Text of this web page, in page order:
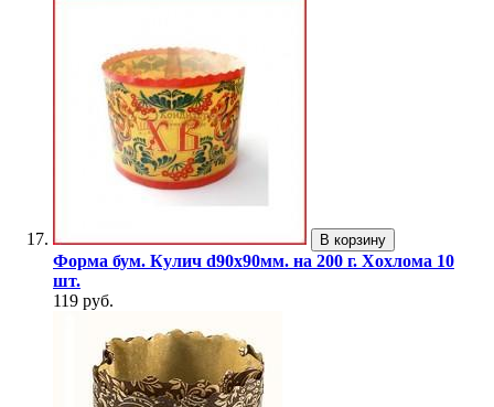
В корзину
Форма бум. Кулич d90х90мм. на 200 г. Хохлома 10
шт.
119 руб.